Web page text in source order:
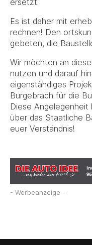
ersetzt.
Es ist daher mit
rechnen! Den
gebeten, die
Wir möchten an
nutzen und darauf
eigenständiges
Burgebrach für die
Diese
über das Staatliche
euer Verständnis!
- Werbeanzeige -